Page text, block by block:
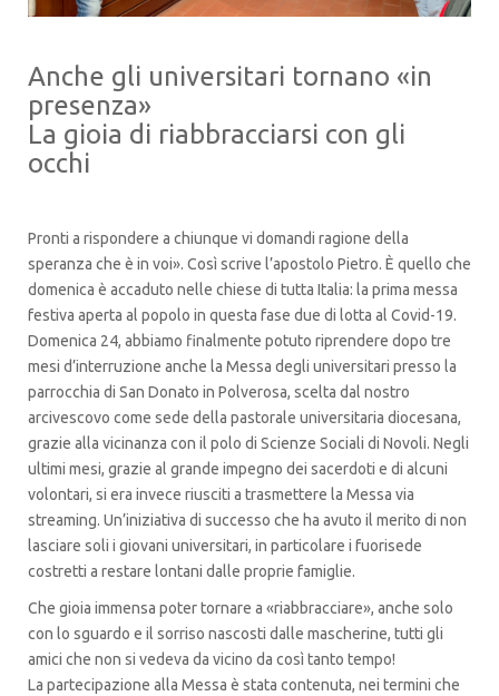
Anche gli universitari tornano «in
presenza»
La gioia di riabbracciarsi con gli
occhi
Pronti a rispondere a chiunque vi domandi ragione della
speranza che è in voi». Così scrive l’apostolo Pietro. È quello che
domenica è accaduto nelle chiese di tutta Italia: la prima messa
festiva aperta al popolo in questa fase due di lotta al Covid-19.
Domenica 24, abbiamo finalmente potuto riprendere dopo tre
mesi d’interruzione anche la Messa degli universitari presso la
parrocchia di San Donato in Polverosa, scelta dal nostro
arcivescovo come sede della pastorale universitaria diocesana,
grazie alla vicinanza con il polo di Scienze Sociali di Novoli. Negli
ultimi mesi, grazie al grande impegno dei sacerdoti e di alcuni
volontari, si era invece riusciti a trasmettere la Messa via
streaming. Un’iniziativa di successo che ha avuto il merito di non
lasciare soli i giovani universitari, in particolare i fuorisede
costretti a restare lontani dalle proprie famiglie.
Che gioia immensa poter tornare a «riabbracciare», anche solo
con lo sguardo e il sorriso nascosti dalle mascherine, tutti gli
amici che non si vedeva da vicino da così tanto tempo!
La partecipazione alla Messa è stata contenuta, nei termini che